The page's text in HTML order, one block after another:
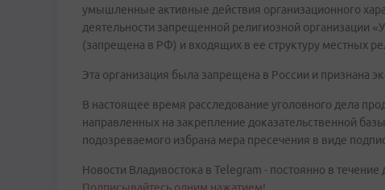
умышленные активные действия организационного
деятельности запрещенной религиозной организации
(запрещена в РФ) и входящих в ее структуру местных
Эта организация была запрещена в России и признана
В настоящее время расследование уголовного дела
направленных на закрепление доказательственной
подозреваемого избрана мера пресечения в виде
Новости Владивостока в Telegram - постоянно в течение